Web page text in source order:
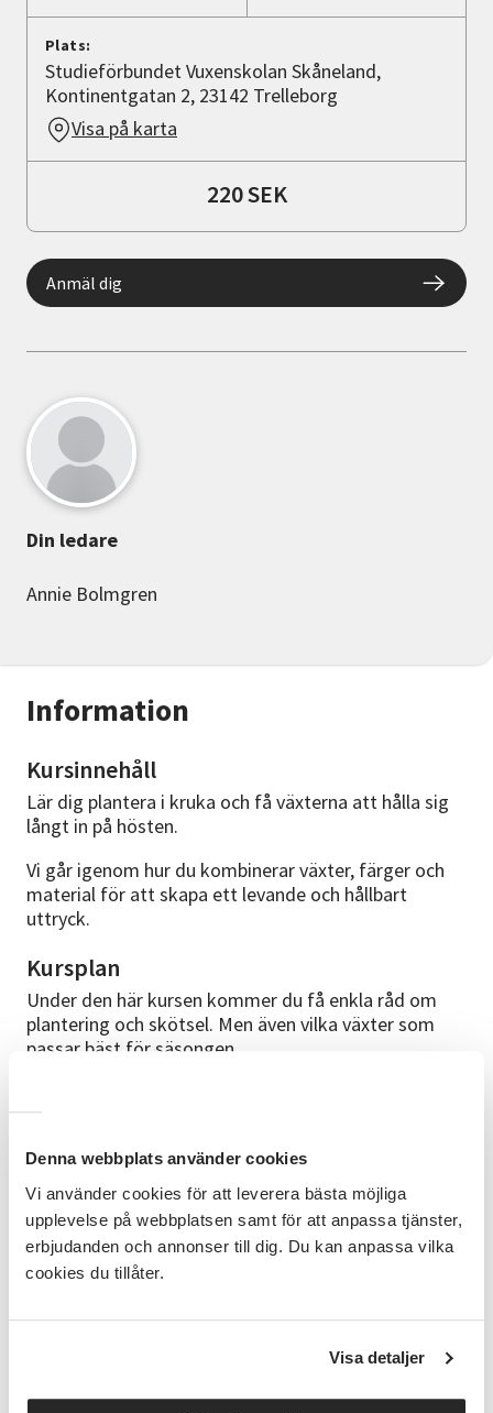
Denna webbplats använder cookies
Vi använder cookies för att leverera bästa möjliga
upplevelse på webbplatsen samt för att anpassa tjänster,
erbjudanden och annonser till dig. Du kan anpassa vilka
cookies du tillåter.
Visa detaljer
Information
Kursinnehåll
Lär dig plantera i kruka och få växterna att hålla sig
långt in på hösten.
Vi går igenom hur du kombinerar växter, färger och
material för att skapa ett levande och hållbart
uttryck.
Kursplan
Under den här kursen kommer du få enkla råd om
plantering och skötsel. Men även vilka växter som
passar bäst för säsongen.
säsongens växtmaterial.
Det tillkommer en kostnad för det material du väljer
att ta del av under kursen när ni skapar era egna
arrangemang. Swishas direkt till ledaren under
kursen.
Ta gärna med en egen kruka som du önskar plantera
Ledaren köper in växter och material.
Cirkelledare
Plats:
Studieförbundet Vuxenskolan Skåneland,
Kontinentgatan 2, 23142 Trelleborg
Visa på karta
220 SEK
Anmäl dig
Din ledare
Annie Bolmgren